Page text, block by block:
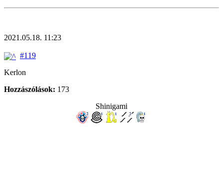
2021.05.18. 11:23
#119
Kerlon
Hozzászólások: 173
Shinigami